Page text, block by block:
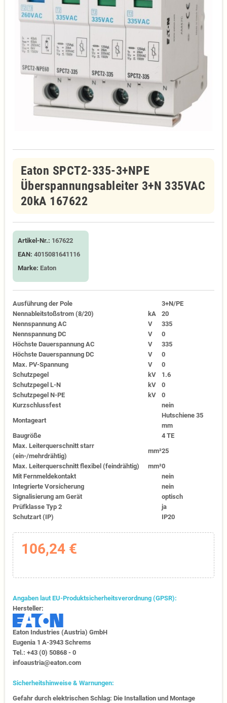
Eaton SPCT2-335-3+NPE
Überspannungsableiter 3+N 335VAC
20kA 167622
Artikel-Nr.: 167622
EAN: 4015081641116
Marke: Eaton
Ausführung der Pole
3+N/PE
Nennableitstoßstrom (8/20)
kA
20
Nennspannung AC
V
335
Nennspannung DC
V
0
Höchste Dauerspannung AC
V
335
Höchste Dauerspannung DC
V
0
Max. PV-Spannung
V
0
Schutzpegel
kV
1.6
Schutzpegel L-N
kV
0
Schutzpegel N-PE
kV
0
Kurzschlussfest
nein
Montageart
Hutschiene 35
mm
Baugröße
4 TE
Max. Leiterquerschnitt starr
(ein-/mehrdrähtig)
mm²25
Max. Leiterquerschnitt flexibel (feindrähtig)
mm²0
Mit Fernmeldekontakt
nein
Integrierte Vorsicherung
nein
Signalisierung am Gerät
optisch
Prüfklasse Typ 2
ja
Schutzart (IP)
IP20
106,24 €
Angaben laut EU-Produktsicherheitsverordnung (GPSR):
Hersteller:
Eaton Industries (Austria) GmbH
Eugenia 1​ A-3943 Schrems
Tel.: +43 (0) 50868 - 0​
infoaustria@eaton.com
Sicherheitshinweise & Warnungen:
Gefahr durch elektrischen Schlag: Die Installation und Montage